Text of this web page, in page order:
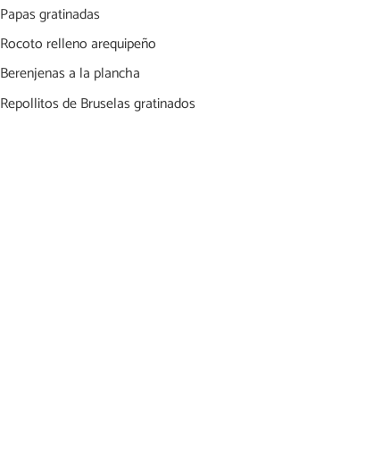
Papas gratinadas
Rocoto relleno arequipeño
Berenjenas a la plancha
Repollitos de Bruselas gratinados